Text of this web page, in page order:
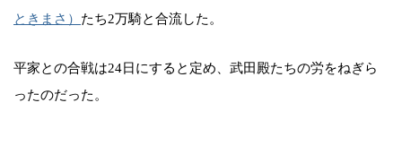
ときまさ） たち2万騎と合流した。
平家との合戦は24日にすると定め、武田殿たちの労をねぎら
ったのだった。